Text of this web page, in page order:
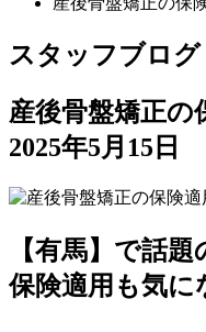
スタッフブログ
産後骨盤矯正の
2025年5月15日
【有馬】で話
保険適用も気に